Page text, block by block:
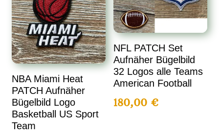
NBA Miami Heat
PATCH Aufnäher
Bügelbild Logo
Basketball US Sport
Team
NFL PATCH Set
Aufnäher Bügelbild
32 Logos alle Teams
American Football
180,00 €